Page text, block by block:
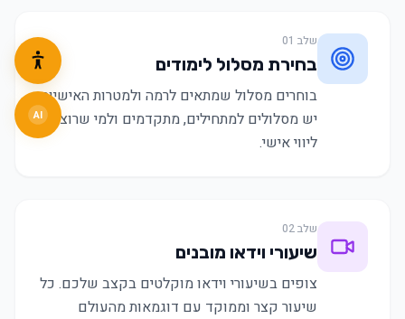
שלב 01
בחירת מסלול לימודים
בוחרים מסלול שמתאים לרמה ולמטרות האישיות.
יש מסלולים למתחילים, מתקדמים ולמי שרוצה
ליווי אישי.
שלב02
שיעורי וידאו מובנים
צופים בשיעורי וידאו מוקלטים בקצב שלכם. כל
שיעור קצר וממוקד עם דוגמאות מהעולם
AI